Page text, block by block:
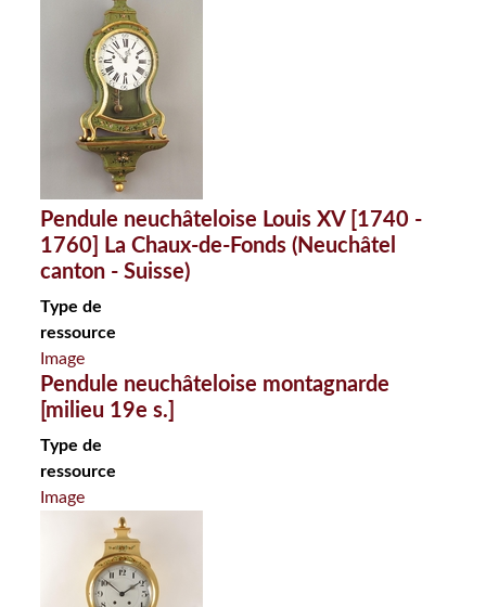
Pendule neuchâteloise Louis XV [1740 -
1760] La Chaux-de-Fonds (Neuchâtel
canton - Suisse)
Type de
ressource
Image
Pendule neuchâteloise montagnarde
[milieu 19e s.]
Type de
ressource
Image